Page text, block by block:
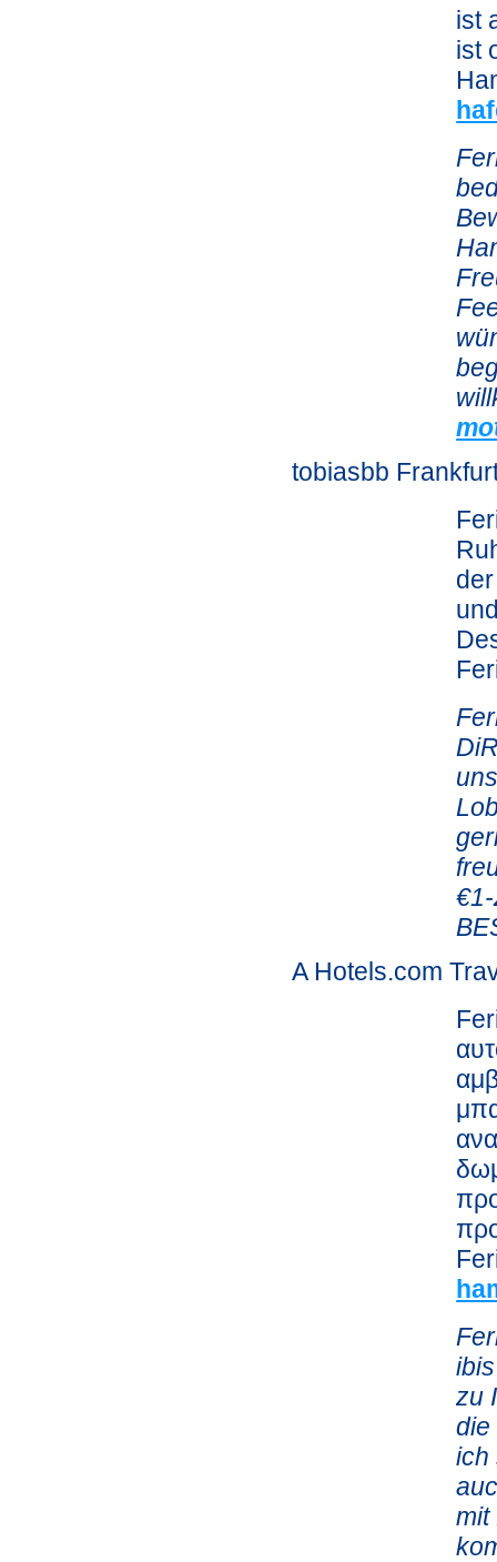
ist
ist
tobiasbb
A Hotels.com
zu
die
ich
mit